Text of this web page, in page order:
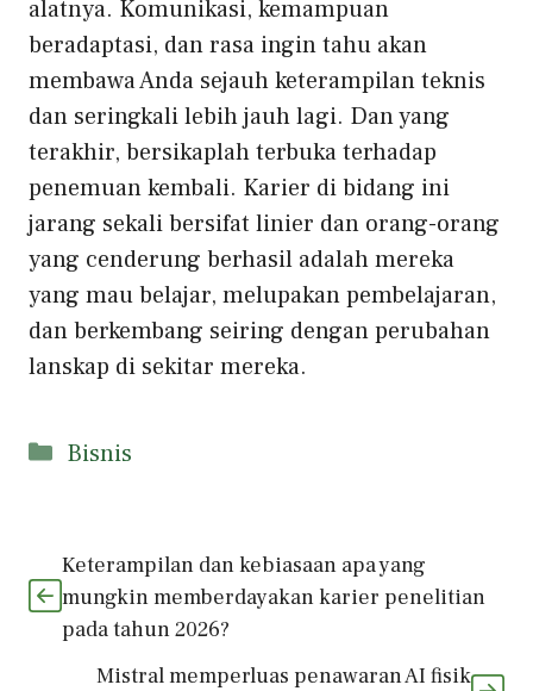
alatnya. Komunikasi, kemampuan
beradaptasi, dan rasa ingin tahu akan
membawa Anda sejauh keterampilan teknis
dan seringkali lebih jauh lagi. Dan yang
terakhir, bersikaplah terbuka terhadap
penemuan kembali. Karier di bidang ini
jarang sekali bersifat linier dan orang-orang
yang cenderung berhasil adalah mereka
yang mau belajar, melupakan pembelajaran,
dan berkembang seiring dengan perubahan
lanskap di sekitar mereka.
Kategori
Bisnis
Keterampilan dan kebiasaan apa yang
mungkin memberdayakan karier penelitian
pada tahun 2026?
Mistral memperluas penawaran AI fisik